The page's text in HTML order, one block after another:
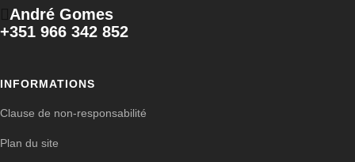
André Gomes
+351 966 342 852
INFORMATIONS
Clause de non-responsabilité
Plan du site